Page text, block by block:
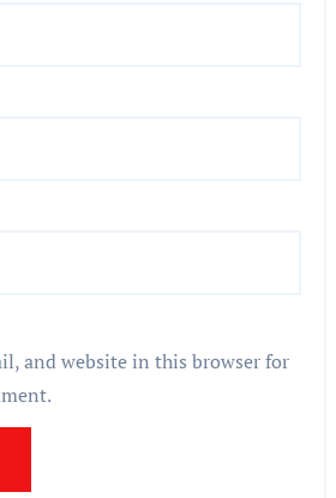
and website in this browser for